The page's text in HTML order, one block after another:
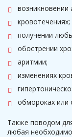
возникновении
кровотечениях;
получении
обострении
аритмии;
изменениях
обмороках или
Также поводом
любая